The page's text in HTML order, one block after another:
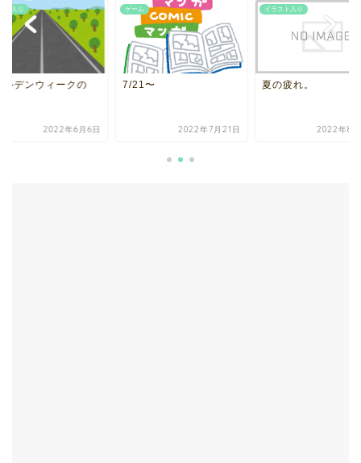
〜
2022年7月21日
イラスト入り
夏の疲れ。
2022年8月29日
イラスト入り
ゴールデンウィーク
2022年6